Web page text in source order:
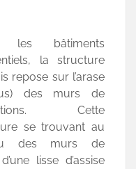
les bâtiments
la structure
repose sur l’arase
des murs de
Cette
se trouvant au
des murs de
lisse d’assise